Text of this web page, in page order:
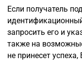
Если получатель
запросить его и
также на
не принесет